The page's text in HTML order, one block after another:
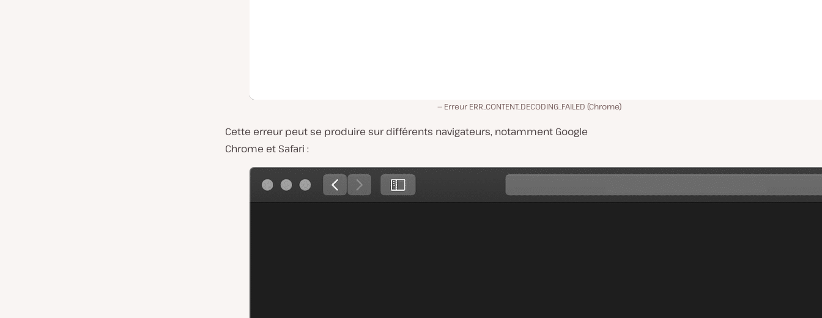
Erreur ERR_CONTENT_DECODING_FAILED (Chrome)
Cette erreur peut se produire sur différents navigateurs, notamment Google
Chrome et Safari :